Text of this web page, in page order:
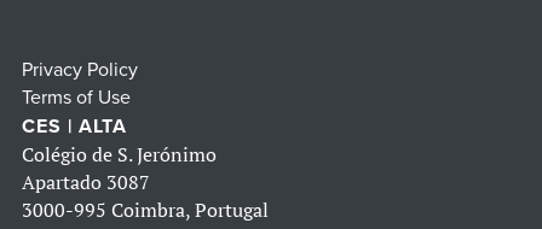
Privacy Policy
Terms of Use
CES | ALTA
Colégio de S. Jerónimo
Apartado 3087
3000-995 Coimbra, Portugal